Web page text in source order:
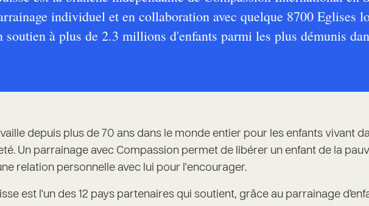
individuel et en collaboration avec quelque 8700 Eglises
soutien à plus de 2.3 millions d'enfants parmi les plus démunis
depuis plus de 70 ans dans le monde entier pour les enfants vivant
Un parrainage avec Compassion permet de libérer un enfant de la
relation personnelle avec lui pour l'encourager.
est l'un des 12 pays partenaires qui soutient, grâce au parrainage